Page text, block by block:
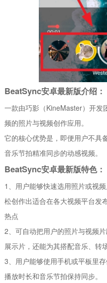
BeatSync安卓最新版介绍：
一款由巧影（KineMaster）开发
频的照片与视频创作应用。
它的核心优势是，即便用户不具
音乐节拍精准同步的动感视频。
BeatSync安卓最新版特色：
1、用户能够快速选用照片或视
松创作出适合在各大视频平台发
热点
2、可自动把用户的照片与视频
展示片，还能为其搭配音乐、转
3、用户能够使用手机或平板里
播放时长和音乐节拍保持同步。